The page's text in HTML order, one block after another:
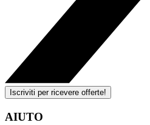
Iscriviti per ricevere offerte!
AIUTO